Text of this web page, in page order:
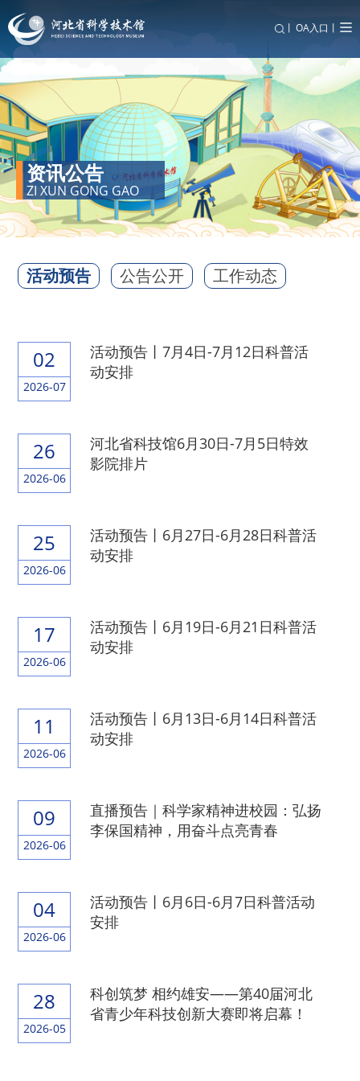
丨 OA入口丨
资讯公告
ZI XUN GONG GAO
活动预告 公告公开 工作动态
02
2026-07
活动预告丨7月4日-7月12日科普活
动安排
26
2026-06
河北省科技馆6月30日-7月5日特效
影院排片
25
2026-06
活动预告丨6月27日-6月28日科普活
动安排
17
2026-06
活动预告丨6月19日-6月21日科普活
动安排
11
2026-06
活动预告丨6月13日-6月14日科普活
动安排
09
2026-06
直播预告｜科学家精神进校园：弘扬
李保国精神，用奋斗点亮青春
04
2026-06
活动预告丨6月6日-6月7日科普活动
安排
28
2026-05
科创筑梦 相约雄安——第40届河北
省青少年科技创新大赛即将启幕！